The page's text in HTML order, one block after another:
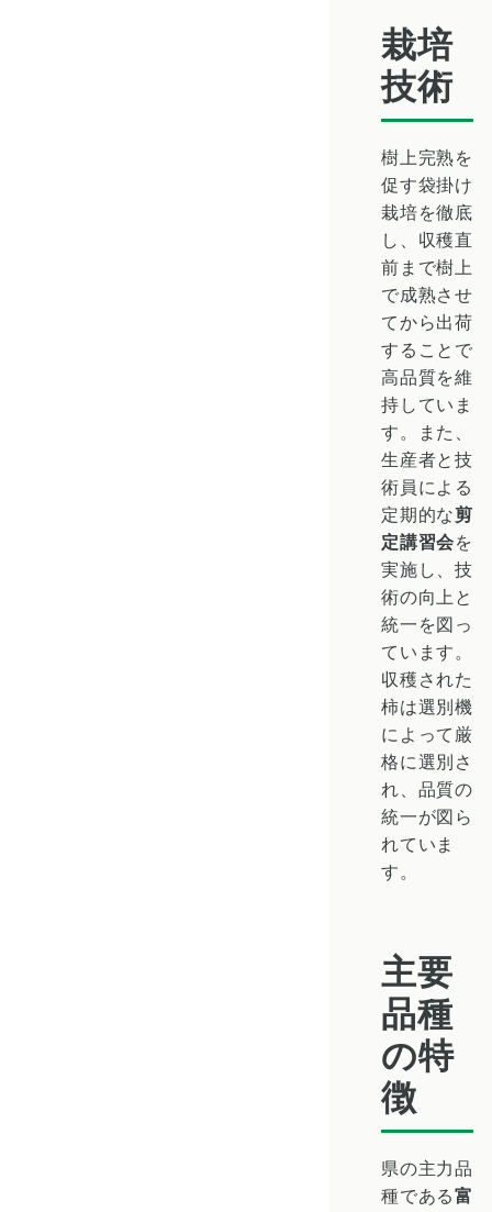
栽培
技術
樹上完熟を
促す袋掛け
栽培を徹底
し、収穫直
前まで樹上
で成熟させ
てから出荷
することで
高品質を維
持していま
す。また、
生産者と技
術員による
定期的な剪
定講習会を
実施し、技
術の向上と
統一を図っ
ています。
収穫された
柿は選別機
によって厳
格に選別さ
れ、品質の
統一が図ら
れていま
す。
主要
品種
の特
徴
県の主力品
種である富